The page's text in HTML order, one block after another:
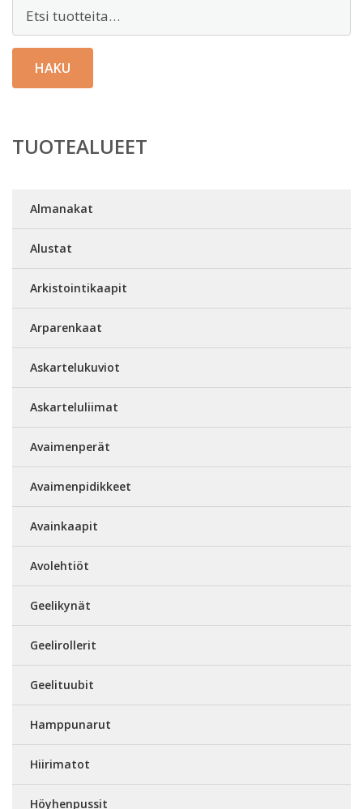
HAKU
TUOTEALUEET
Almanakat
Alustat
Arkistointikaapit
Arparenkaat
Askartelukuviot
Askarteluliimat
Avaimenperät
Avaimenpidikkeet
Avainkaapit
Avolehtiöt
Geelikynät
Geelirollerit
Geelituubit
Hamppunarut
Hiirimatot
Höyhenpussit